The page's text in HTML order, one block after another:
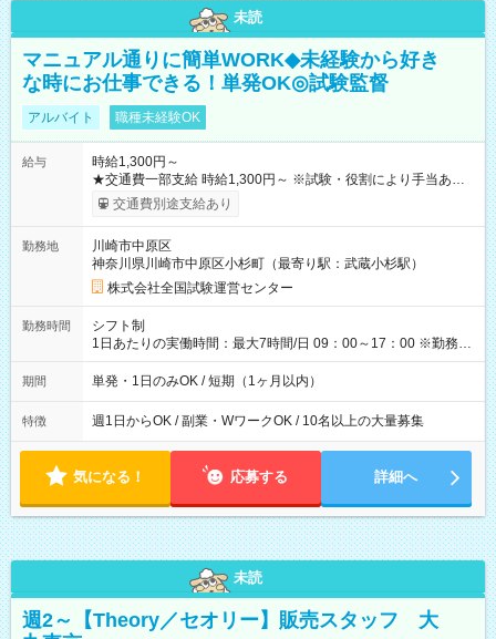
未読
マニュアル通りに簡単WORK◆未経験から好き
な時にお仕事できる！単発OK◎試験監督
アルバイト 職種未経験OK
給与
時給1,300円～
★交通費一部支給 時給1,300円～ ※試験・役割により手当あり
※勤務回数により昇給あり 【即給（前払い）オプションあ
り！】 希望される場合、勤務から1週間ほどで給与の一部を受け
例】 ・河合塾模擬試験 8:30～17:30（休憩1時間） 時給1,300円
×8時間＝日収10,400円＋交通費 ※当日の役割により時給＋100
円の場合あり ・国家試験 7:00～13:30（休憩なし） 時給1,300
円（役割手当＋100円）×6時間＝日収8,400円＋交通費 【試用期
間】試用期間なし
交通費別途支給あり
勤務地
川崎市中原区
神奈川県川崎市中原区小杉町（最寄り駅：武蔵小杉駅）
株式会社全国試験運営センター
勤務時間
シフト制
1日あたりの実働時間：最大7時間/日 09：00～17：00 ※勤務時
間は 試験により異なります。
期間 単発・1日のみOK / 短期（1ヶ月以内）
特徴 週1日からOK / 副業・WワークOK / 10名以上の大量募集
気になる！ 応募する 詳細へ
未読
週2～【Theory／セオリー】販売スタッフ 大